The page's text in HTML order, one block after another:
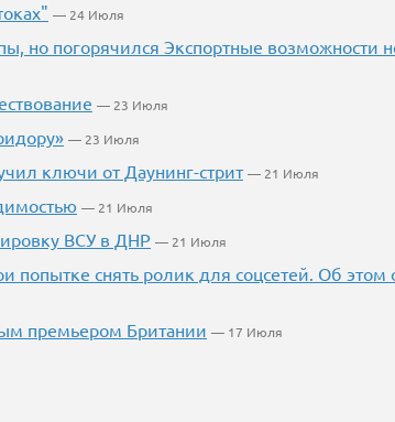
— 24 Июля
но погорячился Экспортные возможности
— 23 Июля
— 23 Июля
ключи от Даунинг-стрит — 21 Июля
— 21 Июля
ВСУ в ДНР — 21 Июля
попытке снять ролик для соцсетей. Об этом
премьером Британии — 17 Июля